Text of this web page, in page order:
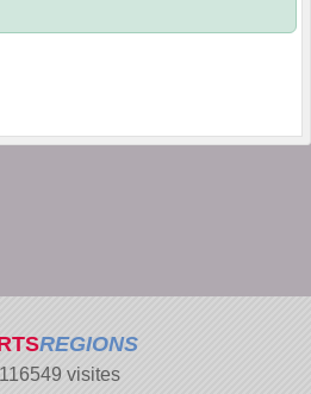
REGIONS
116549visites